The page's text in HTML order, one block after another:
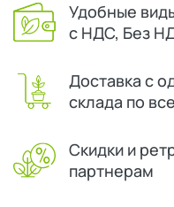
Удобные
с НДС, Без
Доставка с
склада по
Скидки и
партнерам